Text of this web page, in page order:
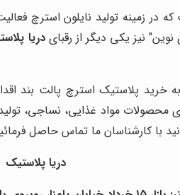
در زمینه تولید نایلون استرچ
نیز یکی دیگر از رقبایدریا
خرید پلاستیک استرچ پالت بند
محصولات مواد غذایی، نساجی،
با کارشناسان ما تماس حاصل
دریا پلاستیک